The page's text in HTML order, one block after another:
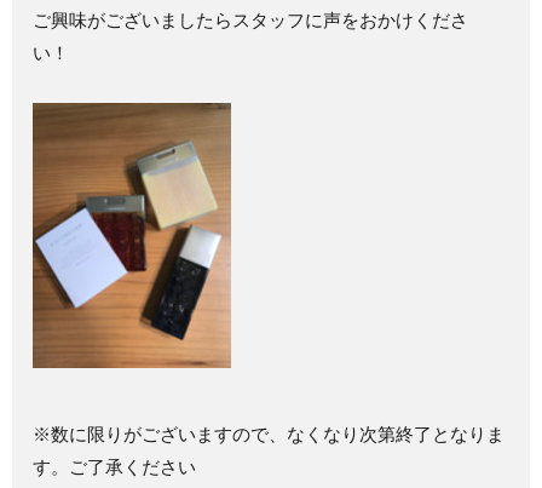
ご興味がございましたらスタッフに声をおかけくださ
い！
※数に限りがございますので、なくなり次第終了となりま
す。ご了承ください